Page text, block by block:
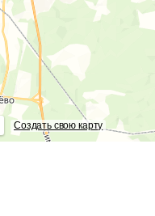
Создать свою карту